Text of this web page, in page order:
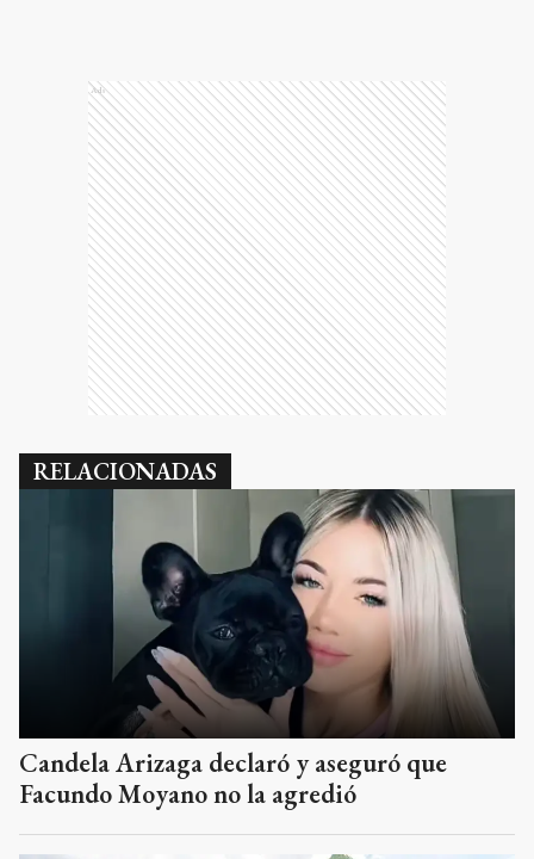
Ads
RELACIONADAS
Candela Arizaga declaró y aseguró que
Facundo Moyano no la agredió